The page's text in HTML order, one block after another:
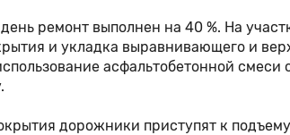
ремонт выполнен на 40 %. На
и укладка выравнивающего и
асфальтобетонной
дорожники приступят к